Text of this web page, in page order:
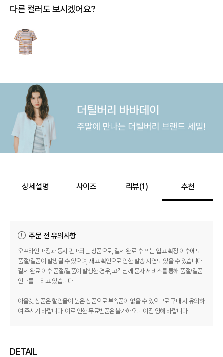
추가 할인
바바캐시 1% 할인
제주 도서산간 지역
배송 가능 지역
다른 컬러도 보시겠어요?
상세설명 사이즈 리뷰(1) 추천
주문 전 유의사항
오프라인 매장과 동시 판매되는 상품으로, 결제 완료 후 또는 입고 확정 이후에도
품절/결품이 발생될 수 있으며, 재고 확인으로 인한 발송 지연도 있을 수 있습니다.
결제 완료 이후 품절/결품이 발생한 경우, 고객님께 문자 서비스를 통해 품절/결품
안내를 드리고 있습니다.
아울렛 상품은 할인율이 높은 상품으로 부속품이 없을 수 있으므로 구매 시 유의하
여 주시기 바랍니다. 이로 인한 무료반품은 불가하오니 이점 양해 바랍니다.
DETAIL